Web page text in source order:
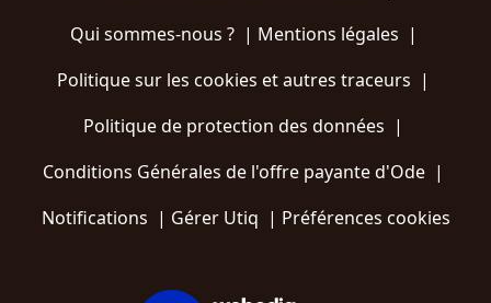
Qui sommes-nous ?| Mentions légales |
Politique sur les cookies et autres traceurs |
Politique de protection des données |
Conditions Générales de l'offre payante d'Ode |
Notifications | Gérer Utiq | Préférences cookies